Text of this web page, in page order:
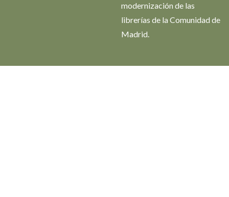
modernización de las
librerías de la Comunidad de
Madrid.